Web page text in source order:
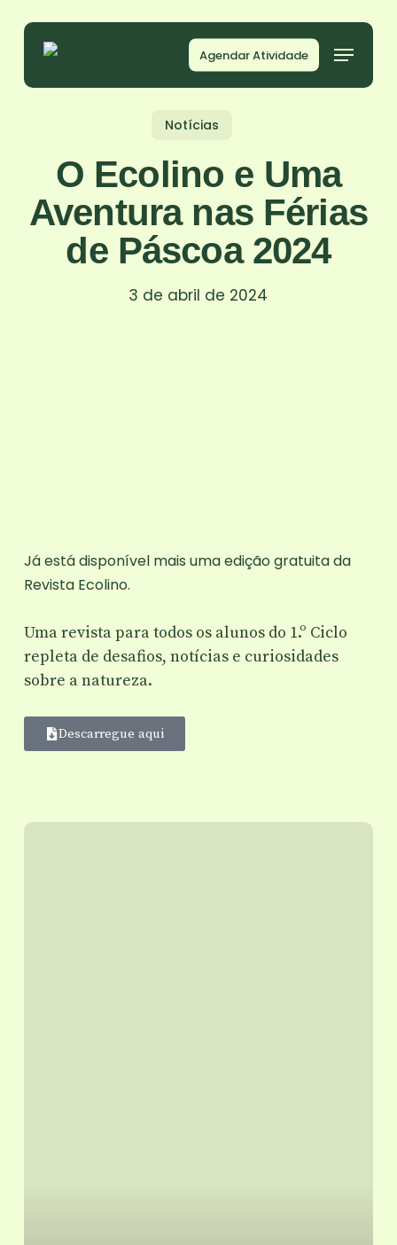
content
Agendar Atividade
Notícias
O Ecolino e Uma
Aventura nas Férias
de Páscoa 2024
3 de abril de 2024
Já está disponível mais uma edição gratuita da
Revista Ecolino.
Uma revista para todos os alunos do 1.º Ciclo
repleta de desafios, notícias e curiosidades
sobre a natureza.
Descarregue aqui